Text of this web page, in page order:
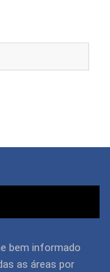
bem informado
as áreas por